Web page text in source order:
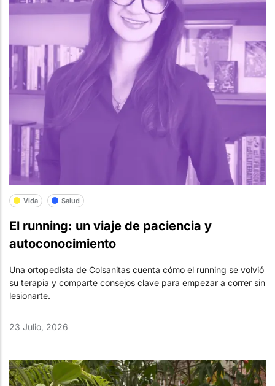
Vida Salud
El running: un viaje de paciencia y
autoconocimiento
Una ortopedista de Colsanitas cuenta cómo el running se volvió
su terapia y comparte consejos clave para empezar a correr sin
lesionarte.
23 Julio, 2026